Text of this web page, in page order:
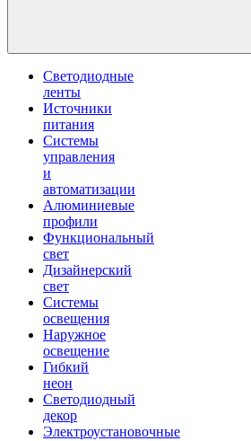
Светодиодные
ленты
Источники
питания
Системы
управления
и
автоматизации
Алюминиевые
профили
Функциональный
свет
Дизайнерский
свет
Системы
освещения
Наружное
освещение
Гибкий
неон
Светодиодный
декор
Электроустановочные